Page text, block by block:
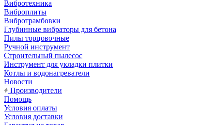
Вибротехника
Виброплиты
Вибротрамбовки
Глубинные вибраторы для бетона
Пилы торцовочные
Ручной инструмент
Строительный пылесос
Инструмент для укладки плитки
Котлы и водонагреватели
Новости
Производители
Помощь
Условия оплаты
Условия доставки